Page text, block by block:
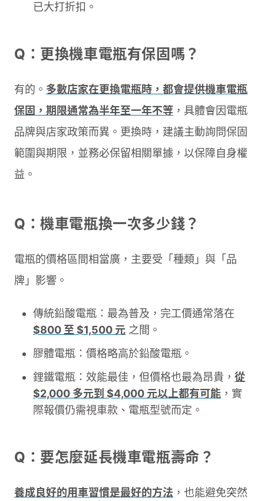
已大打折扣。
Q：更換機車電瓶有保固嗎？
有的。 多數店家在更換電瓶時，都會提供機車電瓶
保固，期限通常為半年至一年不等 ，具體會因電瓶
品牌與店家政策而異。更換時，建議主動詢問保固
範圍與期限，並務必保留相關單據，以保障自身權
益。
Q：機車電瓶換一次多少錢？
電瓶的價格區間相當廣，主要受「種類」與「品
牌」影響。
傳統鉛酸電瓶：最為普及，完工價通常落在
$800 至 $1,500 元 之間。
膠體電瓶：價格略高於鉛酸電瓶。
鋰鐵電瓶：效能最佳，但價格也最為昂貴， 從
$2,000 多元到 $4,000 元以上都有可能 ，實
際報價仍需視車款、電瓶型號而定。
Q：要怎麼延長機車電瓶壽命？
養成良好的用車習慣是最好的方法 ，也能避免突然